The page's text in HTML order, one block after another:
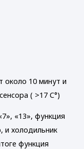
около 10 минут и
( >17 С°)
«13», функция
и холодильник
функция